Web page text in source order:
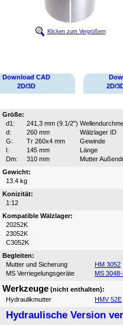
Klicken zum Vergrößern
Download CAD
2D/3D
2D/
Größe:
d1:
241,3 mm (9.1/2")
d:
260 mm
Wälzlager ID
G:
Tr 260x4 mm
Gewinde
l:
145 mm
Länge
Dm:
310 mm
Mutter
Gewicht:
13.4 kg
Konizität:
1:12
Kompatible Wälzlager:
20252K
23052K
C3052K
Begleiten:
Mutter und Sicherung
HM 3052
MS Verriegelungsgeräte
MS
Werkzeuge (nicht enthalten):
Hydraulikmutter
HMV 52E
Hydraulische Version